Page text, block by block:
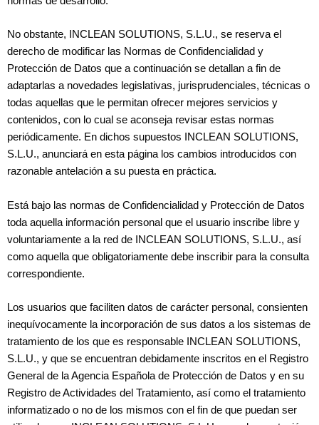
No obstante, INCLEAN SOLUTIONS, S.L.U., se reserva el
derecho de modificar las Normas de Confidencialidad y
Protección de Datos que a continuación se detallan a fin de
adaptarlas a novedades legislativas, jurisprudenciales, técnicas o
todas aquellas que le permitan ofrecer mejores servicios y
contenidos, con lo cual se aconseja revisar estas normas
periódicamente. En dichos supuestos INCLEAN SOLUTIONS,
S.L.U., anunciará en esta página los cambios introducidos con
razonable antelación a su puesta en práctica.
Está bajo las normas de Confidencialidad y Protección de Datos
toda aquella información personal que el usuario inscribe libre y
voluntariamente a la red de INCLEAN SOLUTIONS, S.L.U., así
como aquella que obligatoriamente debe inscribir para la consulta
correspondiente.
Los usuarios que faciliten datos de carácter personal, consienten
inequívocamente la incorporación de sus datos a los sistemas de
tratamiento de los que es responsable INCLEAN SOLUTIONS,
S.L.U., y que se encuentran debidamente inscritos en el Registro
General de la Agencia Española de Protección de Datos y en su
Registro de Actividades del Tratamiento, así como el tratamiento
informatizado o no de los mismos con el fin de que puedan ser